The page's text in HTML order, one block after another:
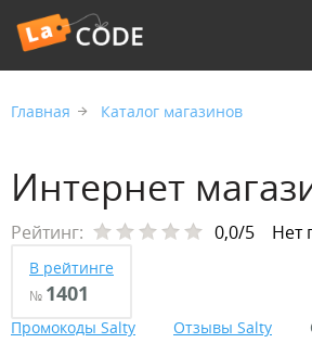
Главная Каталог магазинов
Интернет
Рейтинг: 0,0/5 Нет
В рейтинге
№ 1401
Промокоды Salty Отзывы Salty